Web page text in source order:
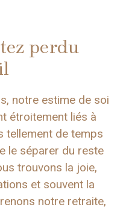
perdu
notre estime de soi
étroitement liés à
tellement de temps
le séparer du reste
trouvons la joie,
et souvent la
notre retraite,